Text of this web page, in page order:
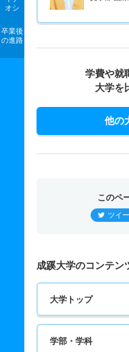
オシ
卒業後
の進路
学費や就
大学を
他の
このペ
ツイ
成蹊大学のコンテン
大学トップ
学部・学科